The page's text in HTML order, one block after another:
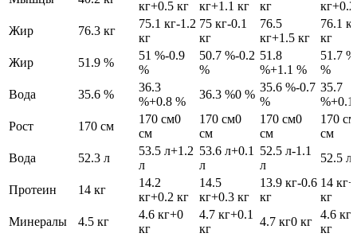
кг+0.5 кг
кг+1.1 кг
кг
кг
Жир
76.3 кг
75.1 кг-1.2
кг
75 кг-0.1
кг
76.5
кг+1.5 кг
76.1 кг
кг
Жир
51.9 %
51 %-0.9
%
50.7 %-0.2
%
51.8
%+1.1 %
51.7 %
%
Вода
35.6 %
36.3
%+0.8 %
36.3 %0 %
35.6 %-0.7
%
35.7
%+0.1
Рост
170 см
170 см0
см
170 см0
см
170 см0
см
170 см
см
Вода
52.3 л
53.5 л+1.2
л
53.6 л+0.1
л
52.5 л-1.1
л
52.5 л
Протеин 14 кг
14.2
кг+0.2 кг
14.5
кг+0.3 кг
13.9 кг-0.6
кг
14 кг
кг
Минералы
4.5 кг
4.6 кг+0
кг
4.7 кг+0.1
кг
4.7 кг0 кг
4.6 кг
кг